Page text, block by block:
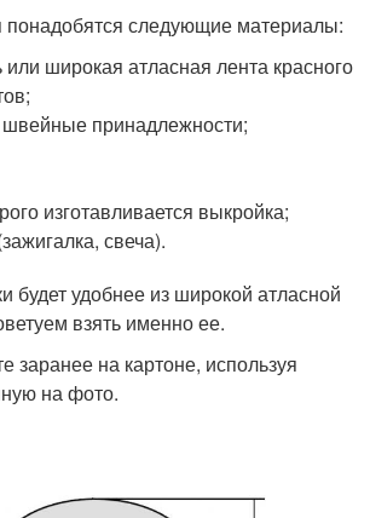
понадобятся следующие материалы:
или широкая атласная лента красного
швейные принадлежности;
изготавливается выкройка;
свеча).
будет удобнее из широкой атласной
взять именно ее.
заранее на картоне, используя
на фото.